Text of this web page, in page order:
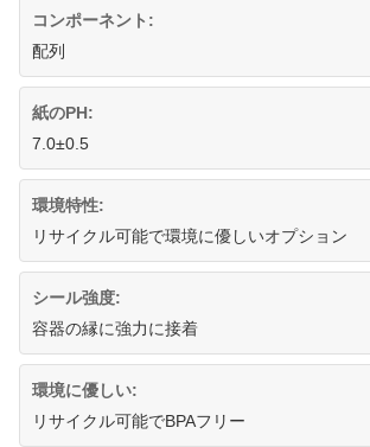
コンポーネント:
配列
紙のPH:
7.0±0.5
環境特性:
リサイクル可能で環境に優しいオプション
シール強度:
容器の縁に強力に接着
環境に優しい:
リサイクル可能でBPAフリー